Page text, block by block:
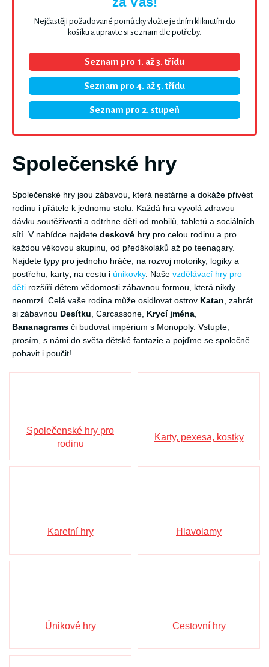
Nejčastěji požadované pomůcky vložte jedním kliknutím do
košíku a upravte si seznam dle potřeby.
Seznam pro 1. až 3. třídu
Seznam pro 4. až 5. třídu
Seznam pro 2. stupeň
Společenské hry
Společenské hry jsou zábavou, která nestárne a dokáže přivést
rodinu i přátele k jednomu stolu. Každá hra vyvolá zdravou
dávku soutěživosti a odtrhne děti od mobilů, tabletů a sociálních
sítí. V nabídce najdete deskové hry pro celou rodinu a pro
každou věkovou skupinu, od předškoláků až po teenagary.
Najdete typy pro jednoho hráče, na rozvoj motoriky, logiky a
postřehu, karty, na cestu i únikovky. Naše vzdělávací hry pro
děti rozšíří dětem vědomosti zábavnou formou, která nikdy
neomrzí. Celá vaše rodina může osidlovat ostrov Katan , zahrát
si zábavnou Desítku , Carcassone, Krycí jména
Bananagrams či budovat impérium s Monopoly. Vstupte,
prosím, s námi do světa dětské fantazie a pojďme se společně
pobavit i poučit!
Společenské hry pro
rodinu
Karty, pexesa, kostky
Karetní hry Hlavolamy
Únikové hry Cestovní hry